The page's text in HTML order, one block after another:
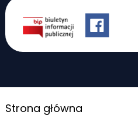
Strona główna